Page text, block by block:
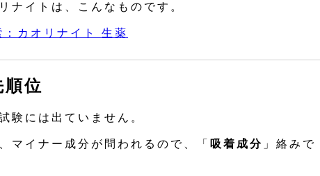
イトは、こんなものです。
カオリナイト 生薬
位
験には出ていません。
イナー成分が問われるので、「 吸着成分 」絡みで